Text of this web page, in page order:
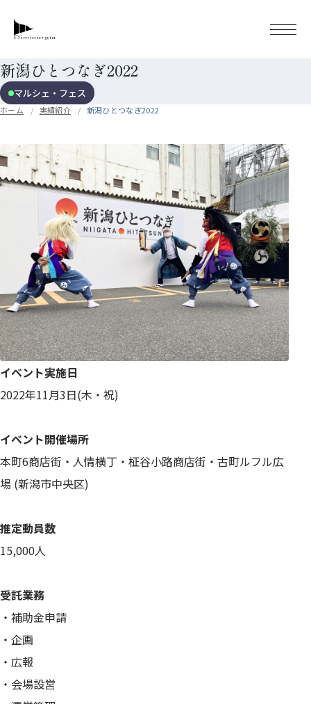
新潟ひとつなぎ2022
マルシェ・フェス
ホーム 実績紹介 新潟ひとつなぎ2022
イベント実施日
2022年11月3日(木・祝)
イベント開催場所
本町6商店街・人情横丁・柾谷小路商店街・古町ルフル広
場 (新潟市中央区)
推定動員数
15,000人
受託業務
・補助金申請
・企画
・広報
・会場設営